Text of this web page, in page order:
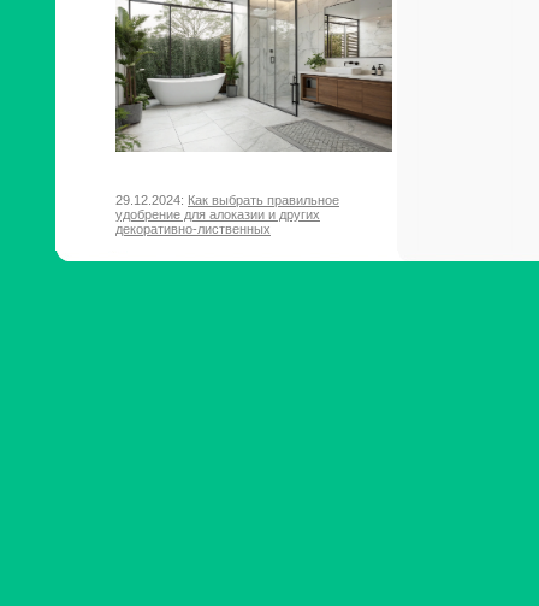
29.12.2024: Как выбрать правильное
удобрение для алоказии и других
декоративно-лиственных